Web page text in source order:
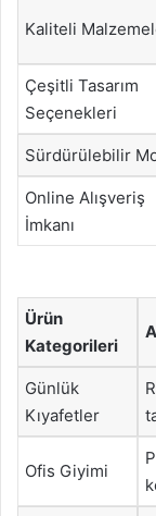
Kaliteli
Çeşitli Tasarım
Seçenekleri
Sürdürülebilir
Online Alışveriş
İmkanı
Ürün
Kategorileri
Günlük
Kıyafetler
Ofis Giyimi